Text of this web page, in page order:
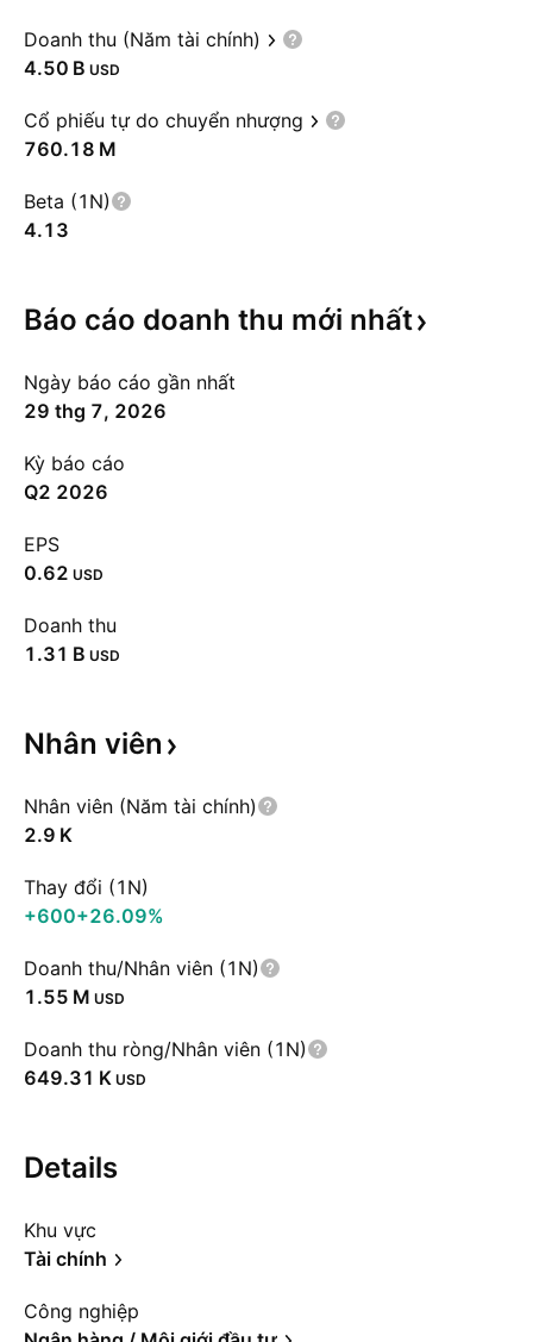
Doanh thu (Năm tài chính)
‪4.50 B‬ USD
Cổ phiếu tự do chuyển nhượng
‪760.18 M‬
Beta (1N)
4.13
Báo cáo doanh thu mới nhất
Ngày báo cáo gần nhất
29 thg 7, 2026
Kỳ báo cáo
Q2 2026
EPS
0.62 USD
Doanh thu
‪1.31 B‬ USD
Nhân viên
Nhân viên (Năm tài chính)
‪2.9 K‬
Thay đổi (1N)
+600+26.09%
Doanh thu/Nhân viên (1N)
‪1.55 M‬ USD
Doanh thu ròng/Nhân viên (1N)
‪649.31 K‬ USD
Details
Khu vực
Tài chính
Công nghiệp